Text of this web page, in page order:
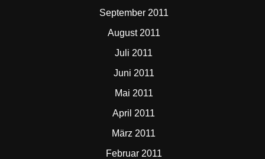
September 2011
August 2011
Juli 2011
Juni 2011
Mai 2011
April 2011
März 2011
Februar 2011